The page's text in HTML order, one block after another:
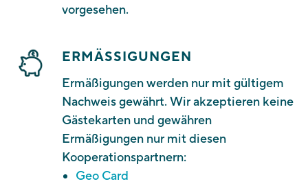
vorgesehen.
ERMÄSSIGUNGEN
Ermäßigungen werden nur mit gültigem
Nachweis gewährt. Wir akzeptieren keine
Gästekarten und gewähren
Ermäßigungen nur mit diesen
Kooperationspartnern:
Geo Card